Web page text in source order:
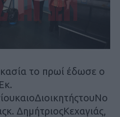
το πρωί έδωσε ο
κ.
καιοΔιοικητήςτουΝο
κ. ΔημήτριοςΚεχαγιάς,